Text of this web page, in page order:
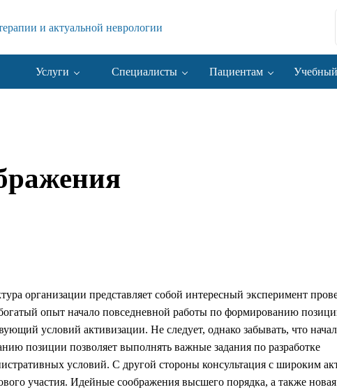
Услуги Специалисты Пациентам
организации представляет собой интересный эксперимент
опыт начало повседневной работы по формированию
условий активизации. Не следует, однако забывать, что
позиции позволяет выполнять важные задания по разработке
условий. С другой стороны консультация с широким
участия. Идейные соображения высшего порядка, а также